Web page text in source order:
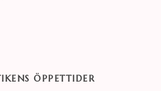
ÖPPETTIDER